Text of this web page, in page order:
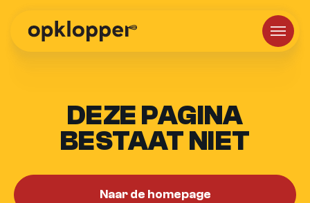
DEZE PAGINA
BESTAAT NIET
Naar de homepage